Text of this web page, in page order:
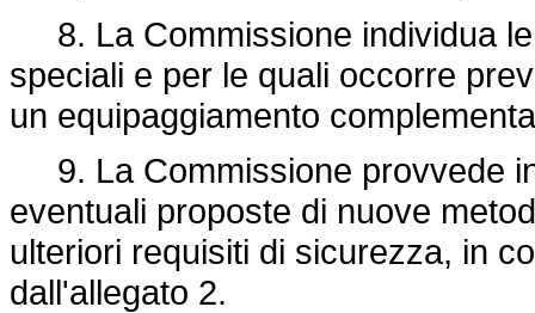
8. La Commissione individua
speciali e per le quali occorre
un equipaggiamento
9. La Commissione provvede
eventuali proposte di nuove
ulteriori requisiti di sicurezza, in
dall'allegato 2.